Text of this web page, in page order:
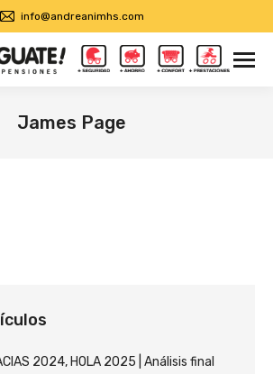
info@andreanimhs.com
James Page
2024, HOLA 2025 | Análisis final